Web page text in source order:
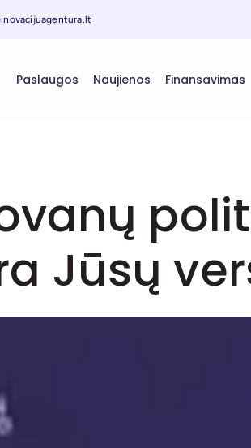
Paslaugos Naujienos Finansavimas
Jūsų